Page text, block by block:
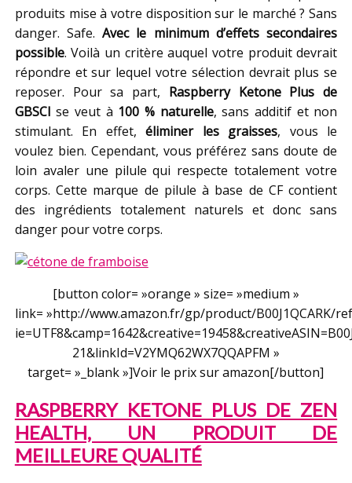
produits mise à votre disposition sur le marché ? Sans
danger. Safe.Avec le minimum d’effets secondaires
possible. Voilà un critère auquel votre produit devrait
répondre et sur lequel votre sélection devrait plus se
reposer. Pour sa part, Raspberry Ketone Plus de
GBSCI se veut à 100 % naturelle, sans additif et non
stimulant. En effet,éliminer les graisses, vous le
voulez bien. Cependant, vous préférez sans doute de
loin avaler une pilule qui respecte totalement votre
corps. Cette marque de pilule à base de CF contient
des ingrédients totalement naturels et donc sans
danger pour votre corps.
[button color= »orange » size= »medium »
link= »http://www.amazon.fr/gp/product/B00J1QCARK/
21&linkId=V2YMQ62WX7QQAPFM »
target= »_blank »]Voir le prix sur amazon[/button]
RASPBERRY KETONE PLUS DE ZEN
HEALTH, UN PRODUIT DE
MEILLEURE QUALITÉ